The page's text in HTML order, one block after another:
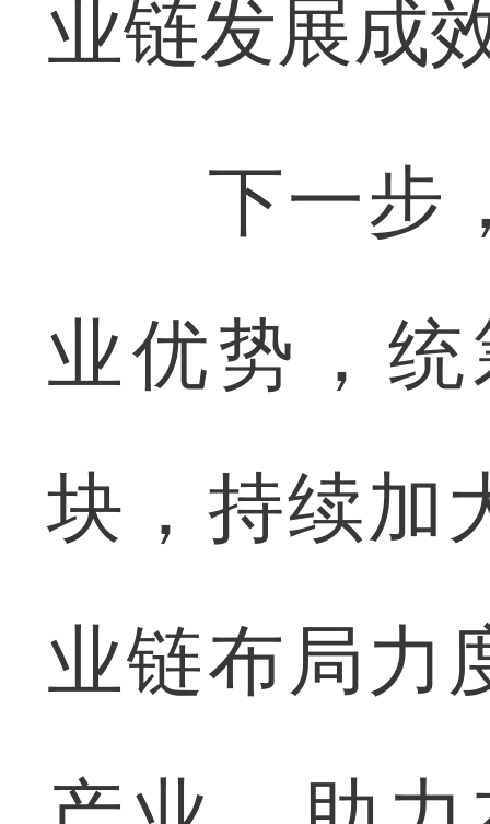
业链发展成
下一步，
业优势，
块，持续加
业链布局力